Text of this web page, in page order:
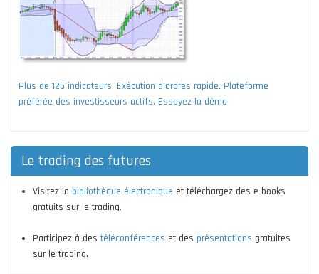
Plus de 125 indicateurs. Exécution d'ordres rapide. Plateforme
préférée des investisseurs actifs. Essayez la démo
Le trading des futures
Visitez la bibliothèque électronique et téléchargez des e-books
gratuits sur le trading.
Participez à destéléconférences et des présentations gratuites
sur le trading.